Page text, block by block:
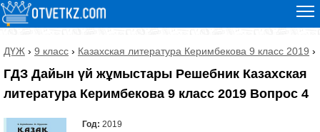
ДҮЖ › 9 класс › Казахская литература Керимбекова 9 класс 2019 ›
ГДЗ Дайын үй жұмыстары Решебник Казахская
литература Керимбекова 9 класс 2019 Вопрос 4
Год: 2019